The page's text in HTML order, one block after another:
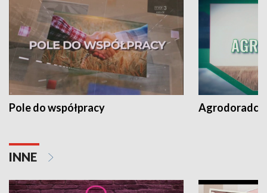
Pole do współpracy Agrodoradcy
INNE